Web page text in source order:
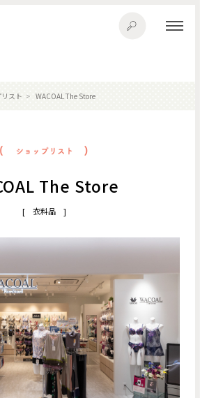
スト WACOAL The Store
The Store
[ 衣料品 ]